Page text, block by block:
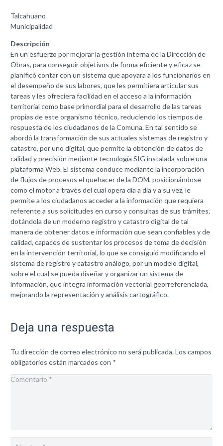
Talcahuano
Municipalidad
Descripción
En un esfuerzo por mejorar la gestión interna de la Dirección de
Obras, para conseguir objetivos de forma eficiente y eficaz se
planificó contar con un sistema que apoyara a los funcionarios en
el desempeño de sus labores, que les permitiera articular sus
tareas y les ofreciera facilidad en el acceso a la información
territorial como base primordial para el desarrollo de las tareas
propias de este organismo técnico, reduciendo los tiempos de
respuesta de los ciudadanos de la Comuna. En tal sentido se
abordó la transformación de sus actuales sistemas de registro y
catastro, por uno digital, que permite la obtención de datos de
calidad y precisión mediante tecnología SIG instalada sobre una
plataforma Web. El sistema conduce mediante la incorporación
de flujos de procesos el quehacer de la DOM, posicionándose
como el motor a través del cual opera día a día y a su vez, le
permite a los ciudadanos acceder a la información que requiera
referente a sus solicitudes en curso y consultas de sus trámites,
dotándola de un moderno registro y catastro digital de tal
manera de obtener datos e información que sean confiables y de
calidad, capaces de sustentar los procesos de toma de decisión
en la intervención territorial, lo que se consiguió modificando el
sistema de registro y catastro análogo, por un modelo digital,
sobre el cual se pueda diseñar y organizar un sistema de
información, que integra información vectorial georreferenciada,
mejorando la representación y análisis cartográfico.
Deja una respuesta
Tu dirección de correo electrónico no será publicada.Los campos
obligatorios están marcados con *